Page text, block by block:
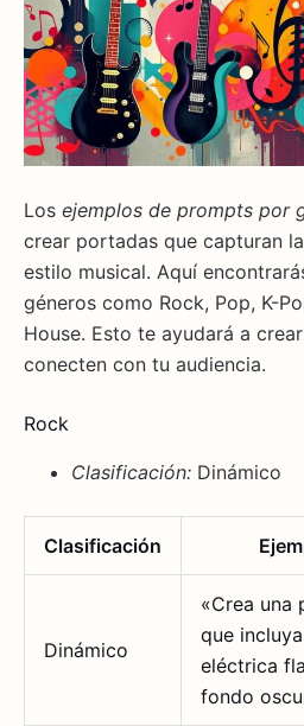
Los ejemplos de prompts por
crear portadas que capturan
estilo musical. Aquí
géneros como Rock, Pop, K-
House. Esto te ayudará a
conecten con tu audiencia.
Rock
Clasificación: Dinámico
Clasificación
Dinámico
«Crea una
que
eléctrica
fondo